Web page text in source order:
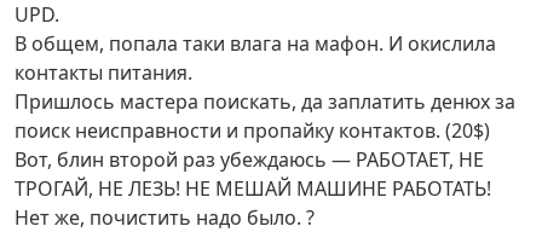
UPD.
В общем, попала таки влага на мафон. И окислила
контакты питания.
Пришлось мастера поискать, да заплатить денюх за
поиск неисправности и пропайку контактов. (20$)
Вот, блин второй раз убеждаюсь — РАБОТАЕТ, НЕ
ТРОГАЙ, НЕ ЛЕЗЬ! НЕ МЕШАЙ МАШИНЕ РАБОТАТЬ!
Нет же, почистить надо было. ?